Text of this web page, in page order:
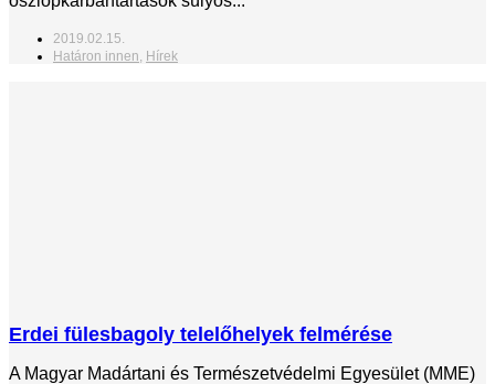
2019.02.15.
Határon innen Hírek
Erdei fülesbagoly telelőhelyek felmérése
A Magyar Madártani és Természetvédelmi Egyesület (MME)